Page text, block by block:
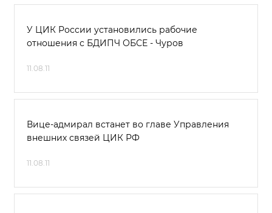
У ЦИК России установились рабочие
отношения с БДИПЧ ОБСЕ - Чуров
11.08.11
Вице-адмирал встанет во главе Управления
внешних связей ЦИК РФ
11.08.11